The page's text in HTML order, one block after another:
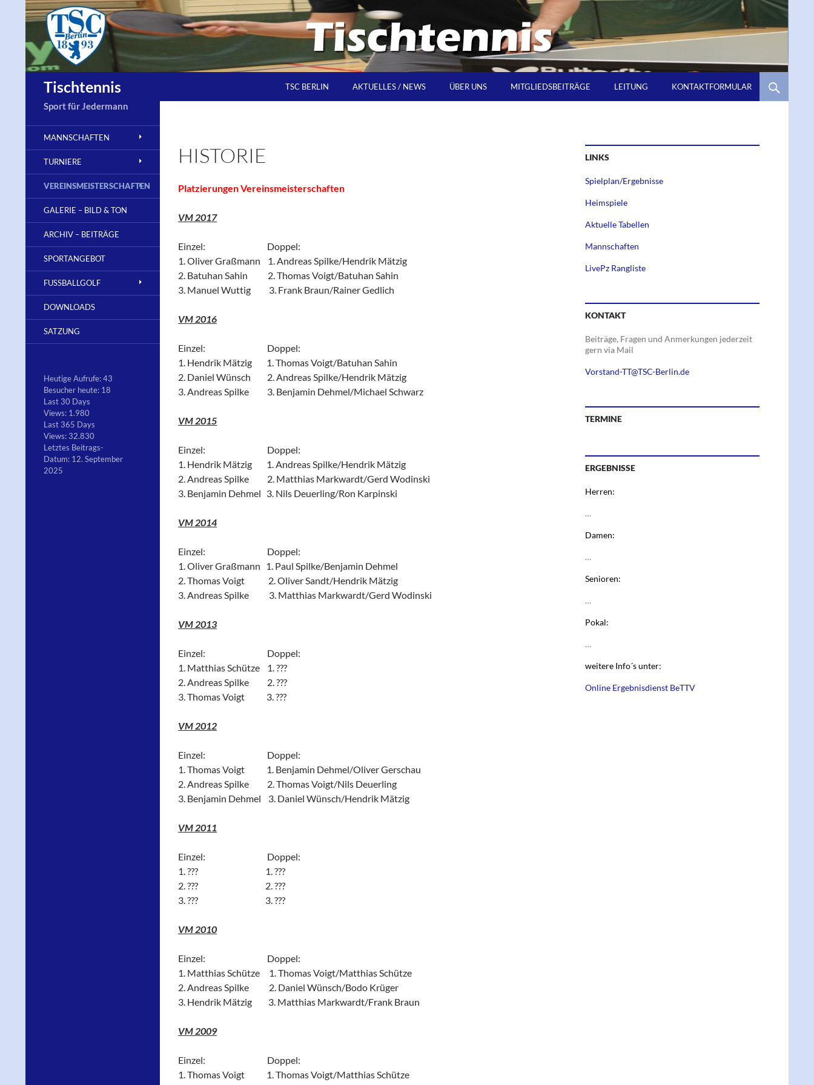
Tischtennis
Suchen
TSC BERLIN AKTUELLES / NEWS ÜBER UNS MITGLIEDSBEITRÄGE LEITUNG KONTAKTFORMULAR
HISTORIE
Platzierungen Vereinsmeisterschaften
VM 2017
Einzel: Doppel:
1. Oliver Graßmann 1. Andreas Spilke/Hendrik Mätzig
2. Batuhan Sahin 2. Thomas Voigt/Batuhan Sahin
3. Manuel Wuttig 3. Frank Braun/Rainer Gedlich
VM 2016
Einzel: Doppel:
1. Hendrik Mätzig 1. Thomas Voigt/Batuhan Sahin
2. Daniel Wünsch 2. Andreas Spilke/Hendrik Mätzig
3. Andreas Spilke 3. Benjamin Dehmel/Michael Schwarz
VM 2015
Einzel: Doppel:
1. Hendrik Mätzig 1. Andreas Spilke/Hendrik Mätzig
2. Andreas Spilke 2. Matthias Markwardt/Gerd Wodinski
3. Benjamin Dehmel 3. Nils Deuerling/Ron Karpinski
VM 2014
Einzel: Doppel:
1. Oliver Graßmann 1. Paul Spilke/Benjamin Dehmel
2. Thomas Voigt 2. Oliver Sandt/Hendrik Mätzig
3. Andreas Spilke 3. Matthias Markwardt/Gerd Wodinski
VM 2013
Einzel: Doppel:
1. Matthias Schütze 1. ???
2. Andreas Spilke 2. ???
3. Thomas Voigt 3. ???
VM 2012
Einzel: Doppel:
1. Thomas Voigt 1. Benjamin Dehmel/Oliver Gerschau
2. Andreas Spilke 2. Thomas Voigt/Nils Deuerling
3. Benjamin Dehmel 3. Daniel Wünsch/Hendrik Mätzig
VM 2011
Einzel: Doppel:
1. ??? 1. ???
2. ??? 2. ???
3. ??? 3. ???
VM 2010
Einzel: Doppel:
1. Matthias Schütze 1. Thomas Voigt/Matthias Schütze
2. Andreas Spilke 2. Daniel Wünsch/Bodo Krüger
3. Hendrik Mätzig 3. Matthias Markwardt/Frank Braun
VM 2009
Einzel: Doppel:
1. Thomas Voigt 1. Thomas Voigt/Matthias Schütze
LINKS
Spielplan/Ergebnisse
Heimspiele
Aktuelle Tabellen
Mannschaften
LivePz Rangliste
KONTAKT
Beiträge, Fragen und Anmerkungen jederzeit
gern via Mail
Vorstand-TT@TSC-Berlin.de
TERMINE
ERGEBNISSE
Herren:
…
Damen:
…
Senioren:
…
Pokal:
…
weitere Info´s unter:
Online Ergebnisdienst BeTTV
Sport für Jedermann
MANNSCHAFTEN
TURNIERE
VEREINSMEISTERSCHAFTEN
GALERIE – BILD & TON
ARCHIV – BEITRÄGE
SPORTANGEBOT
FUSSBALLGOLF
DOWNLOADS
SATZUNG
Heutige Aufrufe:43
Besucher heute: 18
Last 30 Days
Views: 1.980
Last 365 Days
Views: 32.830
Letztes Beitrags-
Datum: 12. September
2025